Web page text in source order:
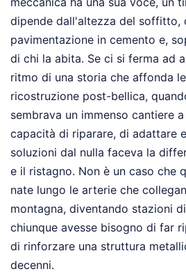
dipende dall'altezza del soffitto,
pavimentazione in cemento e,
di chi la abita. Se ci si ferma ad
ritmo di una storia che affonda
ricostruzione post-bellica,
sembrava un immenso cantiere
capacità di riparare, di adattare
soluzioni dal nulla faceva la
e il ristagno. Non è un caso che
nate lungo le arterie che
montagna, diventando stazioni
chiunque avesse bisogno di far
di rinforzare una struttura
decenni.